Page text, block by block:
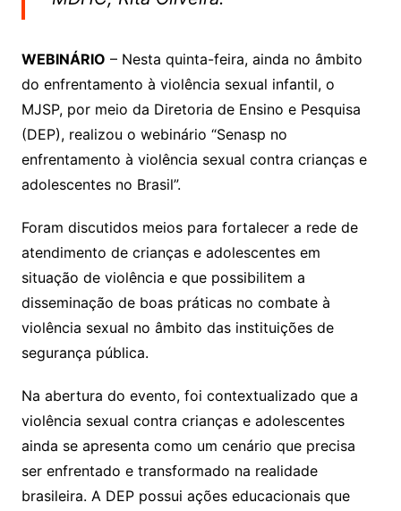
WEBINÁRIO – Nesta quinta-feira, ainda no âmbito
do enfrentamento à violência sexual infantil, o
MJSP, por meio da Diretoria de Ensino e Pesquisa
(DEP), realizou o webinário “Senasp no
enfrentamento à violência sexual contra crianças e
adolescentes no Brasil”.
Foram discutidos meios para fortalecer a rede de
atendimento de crianças e adolescentes em
situação de violência e que possibilitem a
disseminação de boas práticas no combate à
violência sexual no âmbito das instituições de
segurança pública.
Na abertura do evento, foi contextualizado que a
violência sexual contra crianças e adolescentes
ainda se apresenta como um cenário que precisa
ser enfrentado e transformado na realidade
brasileira. A DEP possui ações educacionais que